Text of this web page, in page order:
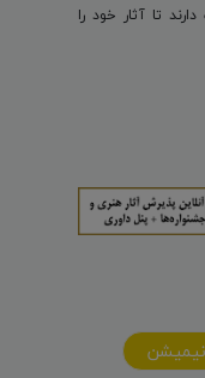
5 ژانویه 2019 فرصت دارند تا آثار خود را